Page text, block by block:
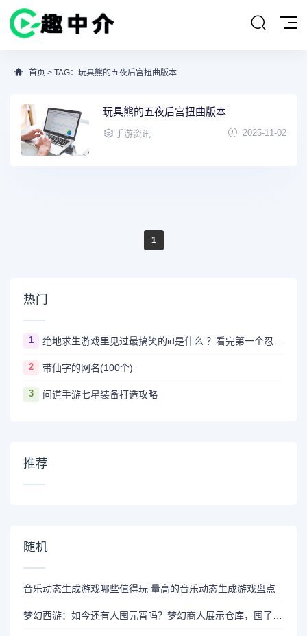
首页 > TAG：玩具熊的五夜后宫扭曲版本
玩具熊的五夜后宫扭曲版本
手游资讯 2025-11-02
1
热门
1 绝地求生游戏里见过最搞笑的id是什么 ？看完第一个忍不住爆笑
2 带仙字的网名(100个)
3 问道手游七星装备打造攻略
推荐
随机
音乐动态生成游戏哪些值得玩 量高的音乐动态生成游戏盘点